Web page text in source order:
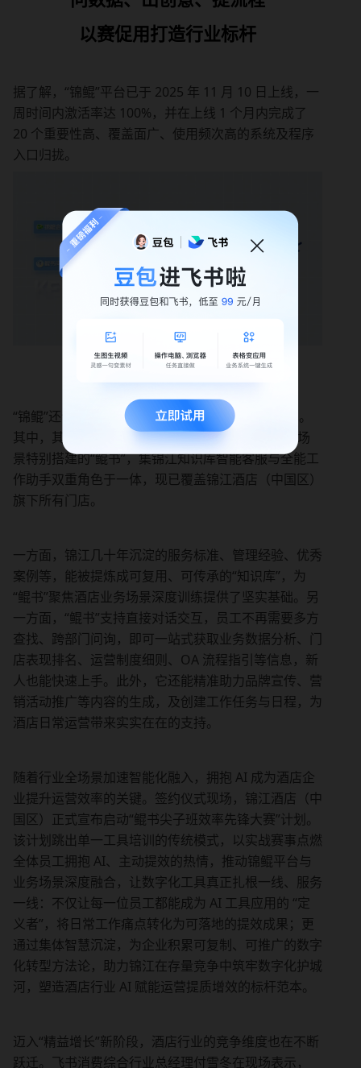
以赛促用打造行业标杆
据了解，“锦鲲”平台已于 2025 年 11 月 10 日上线，一
周时间内激活率达 100%，并在上线 1 个月内完成了
20 个重要性高、覆盖面广、使用频次高的系统及程序
入口归拢。
“锦鲲”还包含多项 AI 应用创新，全面赋能运营场景。
其中，其核心智能体——基于飞书 aily 及酒店业务场
景特别搭建的“鲲书”，集锦江知识库智能客服与全能工
作助手双重角色于一体，现已覆盖锦江酒店（中国区）
旗下所有门店。
一方面，锦江几十年沉淀的服务标准、管理经验、优秀
案例等，能被提炼成可复用、可传承的“知识库”，为
“鲲书”聚焦酒店业务场景深度训练提供了坚实基础。另
一方面，“鲲书”支持直接对话交互，员工不再需要多方
查找、跨部门问询，即可一站式获取业务数据分析、门
店表现排名、运营制度细则、OA 流程指引等信息，新
人也能快速上手。此外，它还能精准助力品牌宣传、营
销活动推广等内容的生成，及创建工作任务与日程，为
酒店日常运营带来实实在在的支持。
随着行业全场景加速智能化融入，拥抱 AI 成为酒店企
业提升运营效率的关键。签约仪式现场，锦江酒店（中
国区）正式宣布启动“鲲书尖子班效率先锋大赛”计划。
该计划跳出单一工具培训的传统模式，以实战赛事点燃
全体员工拥抱 AI、主动提效的热情，推动锦鲲平台与
业务场景深度融合，让数字化工具真正扎根一线、服务
一线：不仅让每一位员工都能成为 AI 工具应用的 “定
义者”，将日常工作痛点转化为可落地的提效成果；更
通过集体智慧沉淀，为企业积累可复制、可推广的数字
化转型方法论，助力锦江在存量竞争中筑牢数字化护城
河，塑造酒店行业 AI 赋能运营提质增效的标杆范本。
迈入“精益增长”新阶段，酒店行业的竞争维度也在不断
跃迁。飞书消费综合行业总经理付雪冬在现场表示，